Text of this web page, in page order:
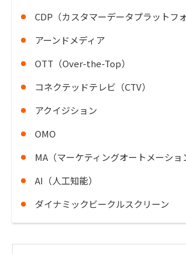
CDP（カスタマーデータプラットフォ
アーンドメディア
OTT（Over-the-Top）
コネクテッドテレビ（CTV）
アクイジション
OMO
MA（マーケティングオートメーショ
AI（人工知能）
ダイナミックビークルスクリーン